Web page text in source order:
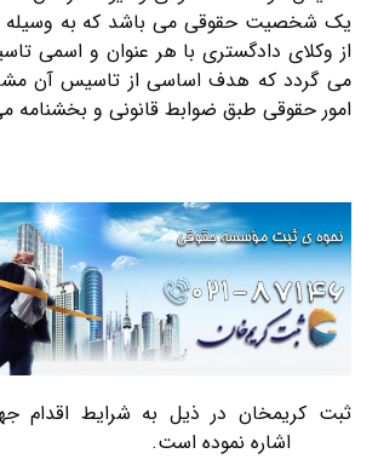
یک شخصیت حقوقی می باشد که به وسیله
از وکلای دادگستری با هر عنوان و اسمی
می گردد که هدف اساسی از تاسیس آن
امور حقوقی طبق ضوابط قانونی و بخشنامه
ثبت کریمخان در ذیل به شرایط اقدام
اشاره نموده است.